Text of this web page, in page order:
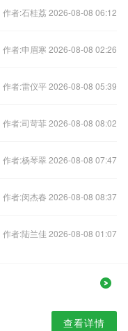
作者:石桂荔 2026-08-08 06:12
作者:申眉寒 2026-08-08 02:26
作者:雷仪平 2026-08-08 05:39
作者:司苛菲 2026-08-08 08:02
作者:杨琴翠 2026-08-08 07:47
作者:闵杰春 2026-08-08 08:37
作者:陆兰佳 2026-08-08 01:07
查看详情